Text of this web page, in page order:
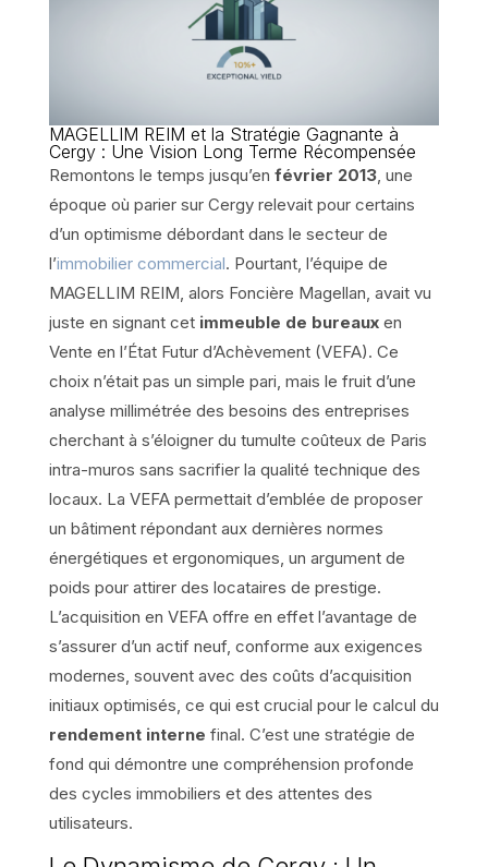
MAGELLIM REIM et la Stratégie Gagnante à
Cergy : Une Vision Long Terme Récompensée
Remontons le temps jusqu’en février 2013, une
époque où parier sur Cergy relevait pour certains
d’un optimisme débordant dans le secteur de
l’immobilier commercial. Pourtant, l’équipe de
MAGELLIM REIM, alors Foncière Magellan, avait vu
juste en signant cet immeuble de bureauxen
Vente en l’État Futur d’Achèvement (VEFA). Ce
choix n’était pas un simple pari, mais le fruit d’une
analyse millimétrée des besoins des entreprises
cherchant à s’éloigner du tumulte coûteux de Paris
intra-muros sans sacrifier la qualité technique des
locaux. La VEFA permettait d’emblée de proposer
un bâtiment répondant aux dernières normes
énergétiques et ergonomiques, un argument de
poids pour attirer des locataires de prestige.
L’acquisition en VEFA offre en effet l’avantage de
s’assurer d’un actif neuf, conforme aux exigences
modernes, souvent avec des coûts d’acquisition
initiaux optimisés, ce qui est crucial pour le calcul du
rendement interne final. C’est une stratégie de
fond qui démontre une compréhension profonde
des cycles immobiliers et des attentes des
utilisateurs.